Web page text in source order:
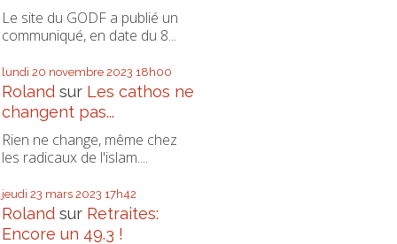
Le site du GODF a publié un
communiqué, en date du 8...
lundi 20 novembre 2023 18h00
Roland sur Les cathos ne
changent pas...
Rien ne change, même chez
les radicaux de l'islam....
jeudi 23 mars 2023 17h42
Roland sur Retraites:
Encore un 49.3 !